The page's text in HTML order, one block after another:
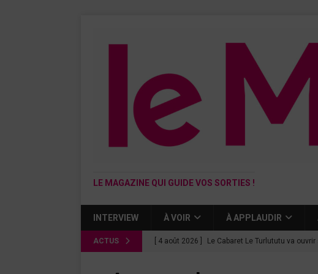
LE MAGAZINE QUI GUIDE VOS SORTIES !
INTERVIEW À VOIR À APPLAUDIR
ACTUS [ 4 août 2026 ] Le Cabaret Le Turlututu va